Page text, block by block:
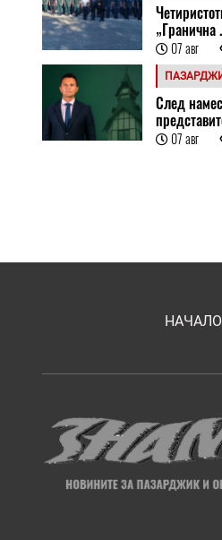
„Гранична
07 авг
След
07 авг
НАЧАЛО